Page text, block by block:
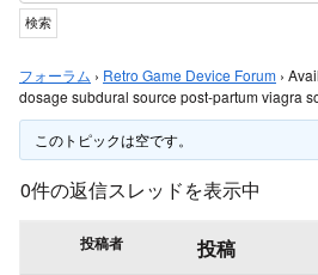
フォーラム › Retro Game Device Forum ›
dosage subdural source post-partum viagra
このトピックは空です。
0件の返信スレッドを表示中
投稿者 投稿